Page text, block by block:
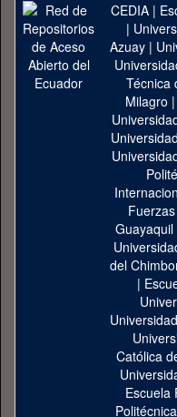
CEDIA|
|
Azuay|
Técnica
Milagro |
Guayaquil
del
|
Católica
Escuela